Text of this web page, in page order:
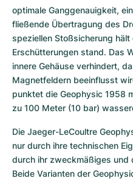
optimale Ganggenauigkeit,
fließende Übertragung des
speziellen Stoßsicherung
Erschütterungen stand. Das
innere Gehäuse verhindert,
Magnetfeldern beeinflusst
punktet die Geophysic 1958
zu 100 Meter (10 bar)
Die Jaeger-LeCoultre
nur durch ihre technischen
durch ihr zweckmäßiges und
Beide Varianten der